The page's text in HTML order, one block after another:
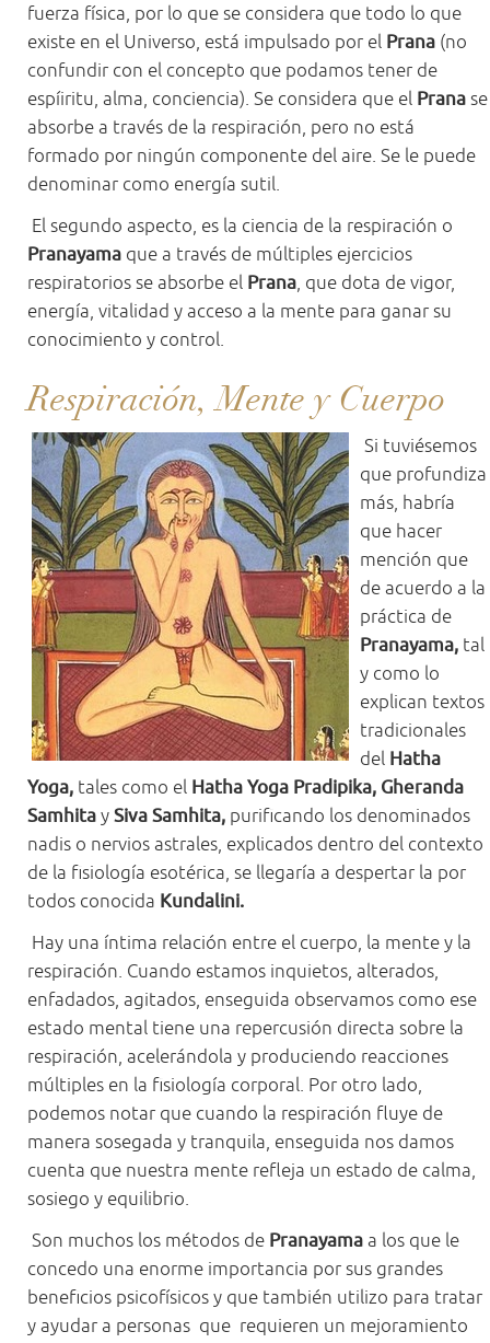
fuerza física, por lo que se considera que todo lo que
existe en el Universo, está impulsado por el Prana (no
confundir con el concepto que podamos tener de
espíiritu, alma, conciencia). Se considera que el Pranase
absorbe a través de la respiración, pero no está
formado por ningún componente del aire. Se le puede
denominar como energía sutil.
El segundo aspecto, es la ciencia de la respiración o
Pranayama que a través de múltiples ejercicios
respiratorios se absorbe el Prana, que dota de vigor,
energía, vitalidad y acceso a la mente para ganar su
conocimiento y control.
Respiración, Mente y Cuerpo
Si tuviésemos
que profundiza
más, habría
que hacer
mención que
de acuerdo a la
práctica de
Pranayama, tal
y como lo
explican textos
tradicionales
del Hatha
Yoga, tales como el Hatha Yoga Pradipika, Gheranda
SamhitaySiva Samhita, purificando los denominados
nadis o nervios astrales, explicados dentro del contexto
de la fisiología esotérica, se llegaría a despertar la por
todos conocida Kundalini.
Hay una íntima relación entre el cuerpo, la mente y la
respiración. Cuando estamos inquietos, alterados,
enfadados, agitados, enseguida observamos como ese
estado mental tiene una repercusión directa sobre la
respiración, acelerándola y produciendo reacciones
múltiples en la fisiología corporal. Por otro lado,
podemos notar que cuando la respiración fluye de
manera sosegada y tranquila, enseguida nos damos
cuenta que nuestra mente refleja un estado de calma,
sosiego y equilibrio.
Son muchos los métodos de Pranayamaa los que le
concedo una enorme importancia por sus grandes
beneficios psicofísicos y que también utilizo para tratar
y ayudar a personas que requieren un mejoramiento